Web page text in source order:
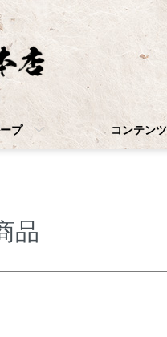
プ コンテンツ
品